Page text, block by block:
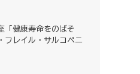
「健康寿命をのばそ
フレイル・サルコペニ